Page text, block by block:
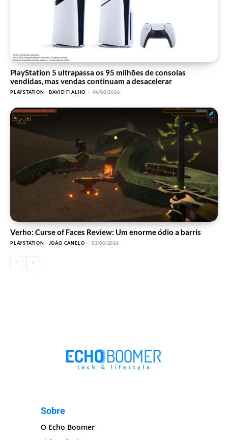
PlayStation 5 ultrapassa os 95 milhões de consolas
vendidas, mas vendas continuam a desacelerar
PLAYSTATION DAVID FIALHO - 04/08/2026
Verho: Curse of Faces Review: Um enorme ódio a barris
PLAYSTATION JOÃO CANELO - 03/08/2026
Sobre
O Echo Boomer